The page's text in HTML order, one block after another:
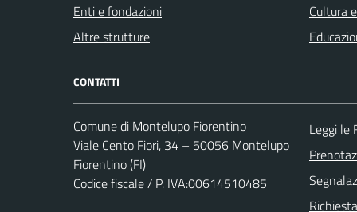
Enti e fondazioni
Altre strutture
Cultura
CONTATTI
Comune di Montelupo Fiorentino
Viale Cento Fiori, 34 – 50056 Montelupo
Fiorentino (FI)
Codice fiscale / P. IVA:00614510485
Leggi le